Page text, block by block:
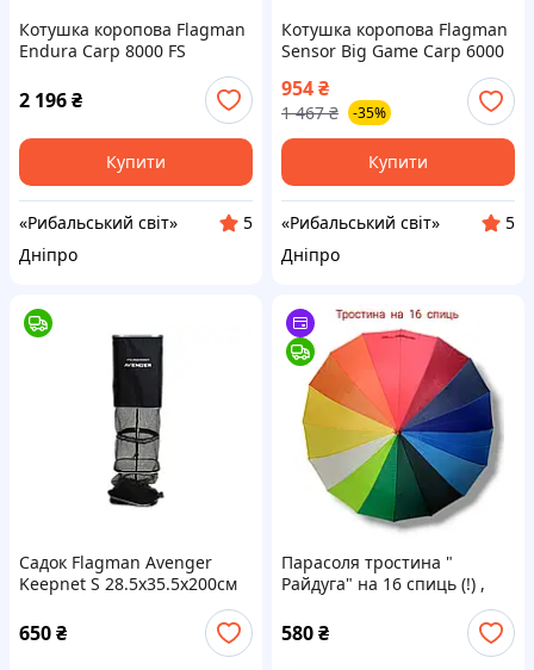
Котушка коропова Flagman
Endura Carp 8000 FS
2 196₴
Купити
«Рибальський світ»
5
Дніпро
Котушка коропова Flagman
Sensor Big Game Carp 6000
954₴
1 467 ₴ -35%
Купити
«Рибальський світ»
5
Дніпро
Садок Flagman Avenger
Keepnet S 28.5x35.5x200см
650₴
Парасоля тростина "
Райдуга" на 16 спиць (!) ,
Fiaba / Flagman
580₴